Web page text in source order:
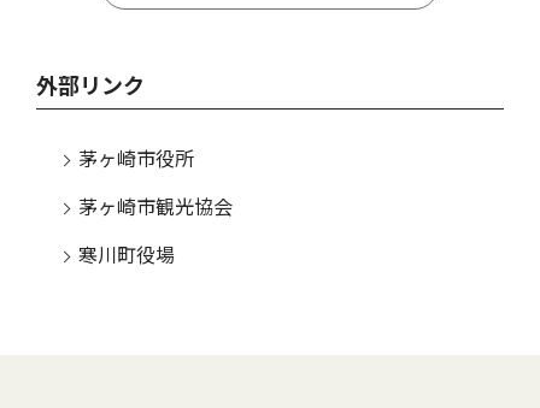
外部リンク
茅ヶ崎市役所
茅ヶ崎市観光協会
寒川町役場